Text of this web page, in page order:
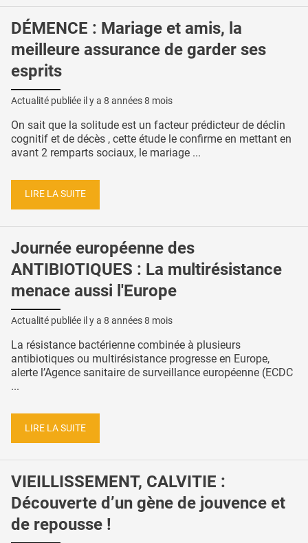
DÉMENCE : Mariage et amis, la
meilleure assurance de garder ses
esprits
Actualité publiée il y a 8 années 8 mois
On sait que la solitude est un facteur prédicteur de déclin
cognitif et de décès , cette étude le confirme en mettant en
avant 2 remparts sociaux, le mariage ...
LIRE LA SUITE
Journée européenne des
ANTIBIOTIQUES : La multirésistance
menace aussi l'Europe
Actualité publiée il y a 8 années 8 mois
La résistance bactérienne combinée à plusieurs
antibiotiques ou multirésistance progresse en Europe,
alerte l’Agence sanitaire de surveillance européenne (ECDC
...
LIRE LA SUITE
VIEILLISSEMENT, CALVITIE :
Découverte d’un gène de jouvence et
de repousse !